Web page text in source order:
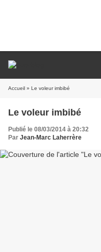
Accueil » Le voleur imbibé
Le voleur imbibé
Publié le 08/03/2014 à 20:32
Par Jean-Marc Laherrère